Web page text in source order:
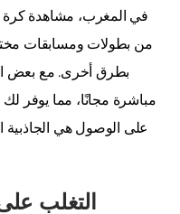
في المغرب، مشاهدة كرة
من بطولات ومسابقات
بطرق أخرى. مع بعض
مباشرة مجانًا، مما يوفر لك
على الوصول هي
التغلب